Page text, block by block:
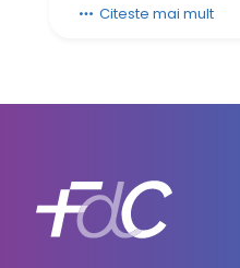
Citeste mai mult